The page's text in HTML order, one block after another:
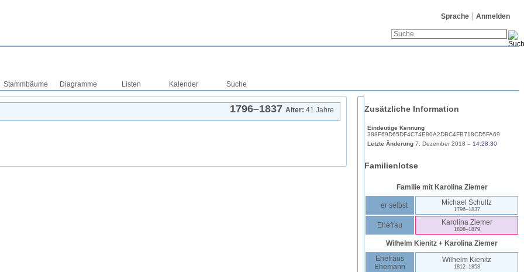
Sprache Anmelden
Stammbäume Diagramme Listen Kalender Suche
Alter: 41 Jahre
1796–1837 Zusätzliche Information
Eindeutige Kennung
388F69D65DF4C74E80A2DBC4FB718CD5FA69
Letzte Änderung 7. Dezember 2018 – 14:28:30
Familienlotse
Familie mit Karolina Ziemer
er selbst Michael Schultz
1796–1837
Ehefrau Karolina Ziemer
1808–1879
Wilhelm Kienitz + Karolina Ziemer
Ehefraus
Ehemann
Wilhelm Kienitz
1812–1858